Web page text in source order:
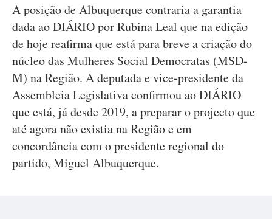
A posição de Albuquerque contraria a garantia
dada ao DIÁRIO por Rubina Leal que na edição
de hoje reafirma que está para breve a criação do
núcleo das Mulheres Social Democratas (MSD-
M) na Região. A deputada e vice-presidente da
Assembleia Legislativa confirmou ao DIÁRIO
que está, já desde 2019, a preparar o projecto que
até agora não existia na Região e em
concordância com o presidente regional do
partido, Miguel Albuquerque.